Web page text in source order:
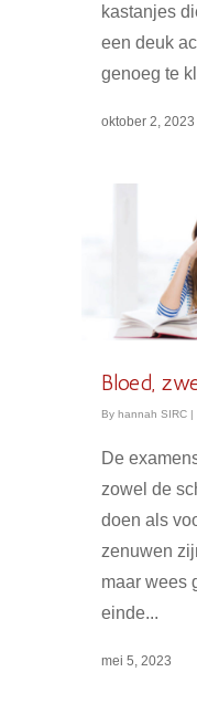
kastanjes
een deuk
genoeg te
oktober 2, 2023
Bloed,
By hannah SIRC |
De
zowel de
doen als
zenuwen
maar wees
einde...
mei 5, 2023